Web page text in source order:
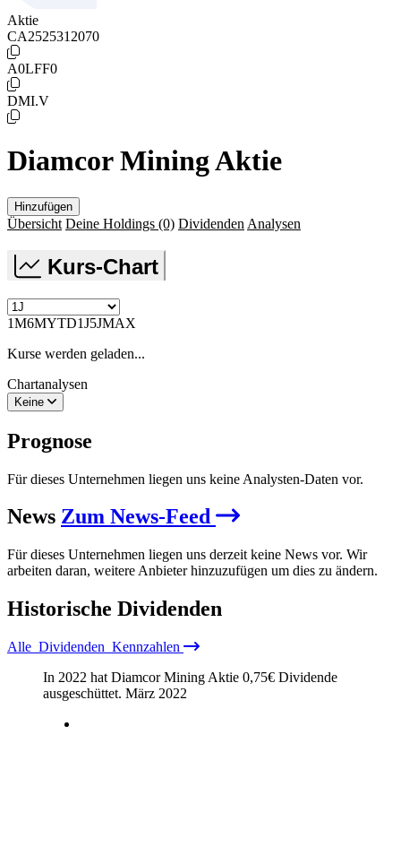
Aktie
CA2525312070
A0LFF0
DMI.V
Diamcor Mining Aktie
Hinzufügen
Übersicht Deine Holdings (0) Dividenden Analysen
Kurs-Chart
1M6MYTD1J5JMAX
Kurse werden geladen...
Chartanalysen
Keine
Prognose
Für dieses Unternehmen liegen uns keine Analysten-Daten vor.
News Zum News-Feed
Für dieses Unternehmen liegen uns derzeit keine News vor. Wir
arbeiten daran, weitere Anbieter hinzuzufügen um dies zu ändern.
Historische Dividenden
Alle Dividenden Kennzahlen
In 2022 hat Diamcor Mining Aktie 0,75€ Dividende
ausgeschüttet. März 2022